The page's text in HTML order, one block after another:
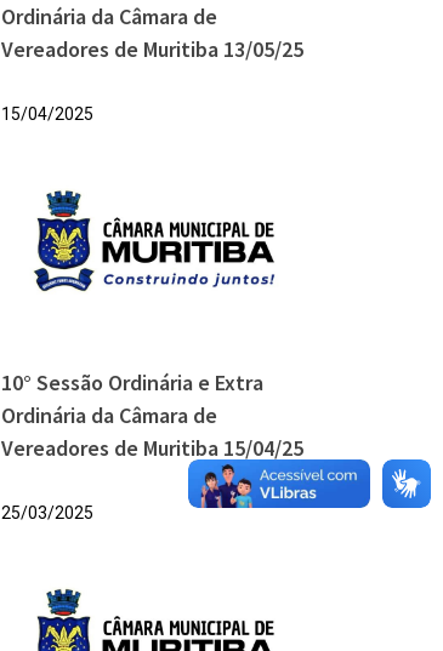
Ordinária da Câmara de
Vereadores de Muritiba 13/05/25
15/04/2025
10° Sessão Ordinária e Extra
Ordinária da Câmara de
Vereadores de Muritiba 15/04/25
25/03/2025